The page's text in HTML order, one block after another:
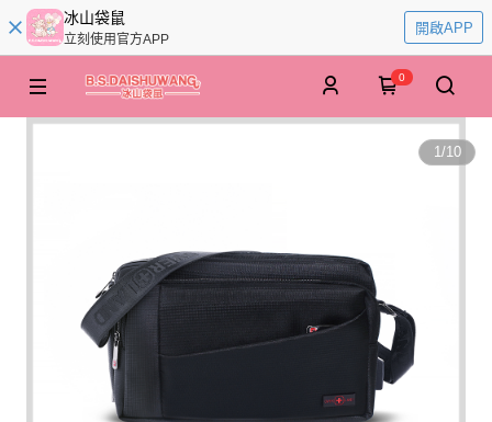
冰山袋鼠
立刻使用官方APP
開啟APP
0
1/10